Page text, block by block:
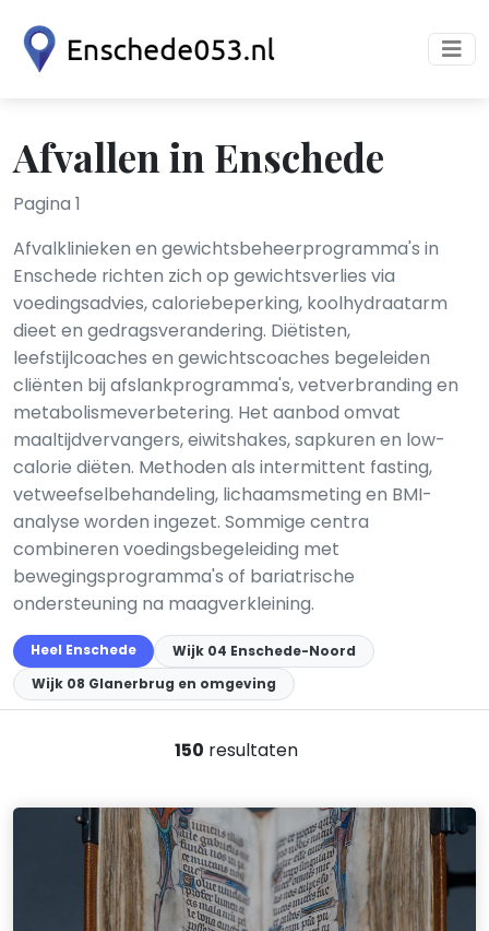
Afvallen in Enschede
Pagina 1
Afvalklinieken en gewichtsbeheerprogramma's in
Enschede richten zich op gewichtsverlies via
voedingsadvies, caloriebeperking, koolhydraatarm
dieet en gedragsverandering. Diëtisten,
leefstijlcoaches en gewichtscoaches begeleiden
cliënten bij afslankprogramma's, vetverbranding en
metabolismeverbetering. Het aanbod omvat
maaltijdvervangers, eiwitshakes, sapkuren en low-
calorie diëten. Methoden als intermittent fasting,
vetweefselbehandeling, lichaamsmeting en BMI-
analyse worden ingezet. Sommige centra
combineren voedingsbegeleiding met
bewegingsprogramma's of bariatrische
ondersteuning na maagverkleining.
Heel Enschede
Wijk 04 Enschede-Noord
Wijk 08 Glanerbrug en omgeving
150 resultaten